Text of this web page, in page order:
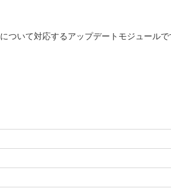
いて対応するアップデートモジュールで